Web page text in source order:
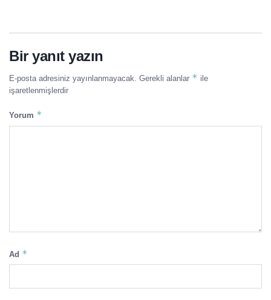
Bir yanıt yazın
E-posta adresiniz yayınlanmayacak. Gerekli alanlar * ile
işaretlenmişlerdir
Yorum *
Ad *